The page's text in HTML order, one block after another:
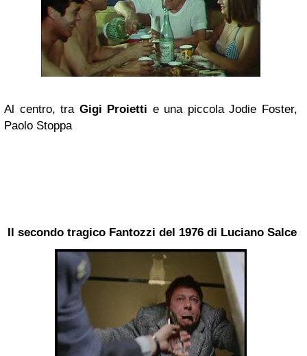
Al centro, tra Gigi Proietti e una piccola Jodie Foster,
Paolo Stoppa
Il secondo tragico Fantozzi del 1976 di Luciano Salce